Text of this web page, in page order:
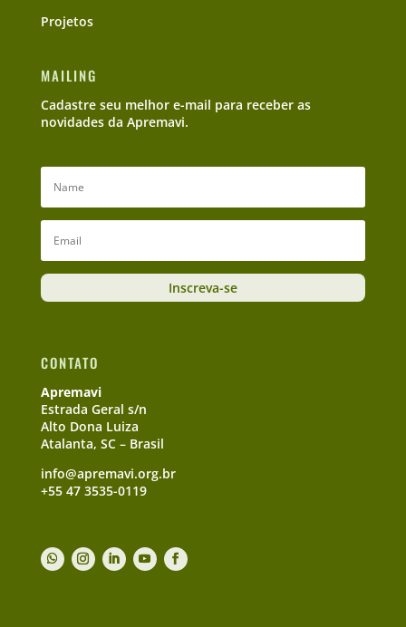
Projetos
MAILING
Cadastre seu melhor e-mail para receber as
novidades da Apremavi.
Inscreva-se
CONTATO
Apremavi
Estrada Geral s/n
Alto Dona Luiza
Atalanta, SC – Brasil
info@apremavi.org.br
+55 47 3535-0119